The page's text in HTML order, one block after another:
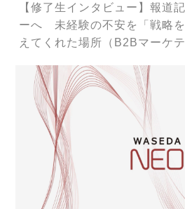
【修了生インタビュー】報道
ーへ 未経験の不安を「戦略
えてくれた場所（B2Bマーケ